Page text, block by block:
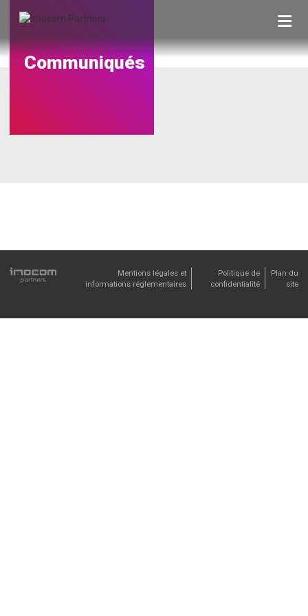
Communiqués
Mentions légales et
informations réglementaires
Politique de
confidentialité
Plan du
site